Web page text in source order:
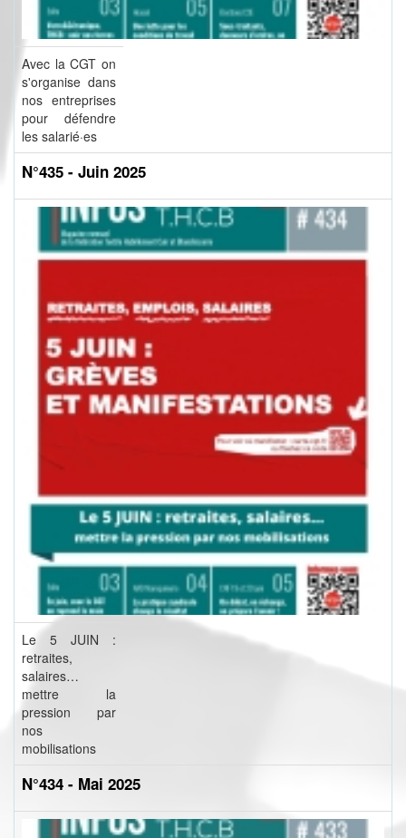
Avec la CGT on
s'organise dans
nos entreprises
pour défendre
les salarié·es
N°435 - Juin 2025
Le 5 JUIN :
retraites,
salaires…
mettre la
pression par
nos
mobilisations
N°434 - Mai 2025